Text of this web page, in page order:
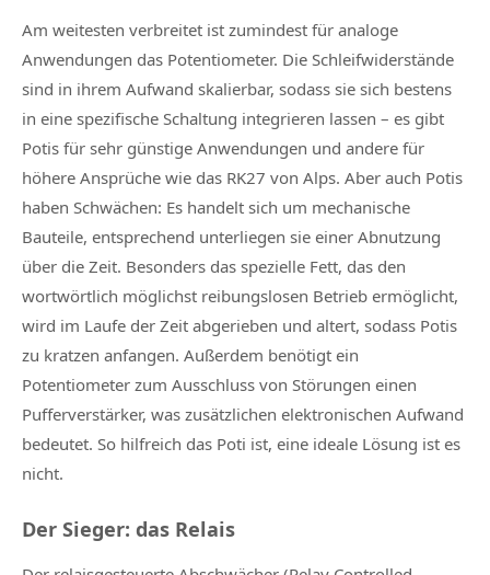
Am weitesten verbreitet ist zumindest für analoge
Anwendungen das Potentiometer. Die Schleifwiderstände
sind in ihrem Aufwand skalierbar, sodass sie sich bestens
in eine spezifische Schaltung integrieren lassen – es gibt
Potis für sehr günstige Anwendungen und andere für
höhere Ansprüche wie das RK27 von Alps. Aber auch Potis
haben Schwächen: Es handelt sich um mechanische
Bauteile, entsprechend unterliegen sie einer Abnutzung
über die Zeit. Besonders das spezielle Fett, das den
wortwörtlich möglichst reibungslosen Betrieb ermöglicht,
wird im Laufe der Zeit abgerieben und altert, sodass Potis
zu kratzen anfangen. Außerdem benötigt ein
Potentiometer zum Ausschluss von Störungen einen
Pufferverstärker, was zusätzlichen elektronischen Aufwand
bedeutet. So hilfreich das Poti ist, eine ideale Lösung ist es
nicht.
Der Sieger: das Relais